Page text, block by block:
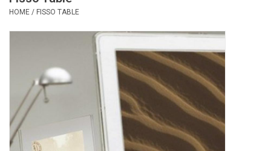
Bel ons op +32 3 353 67 63
HOME / FISSO TABLE